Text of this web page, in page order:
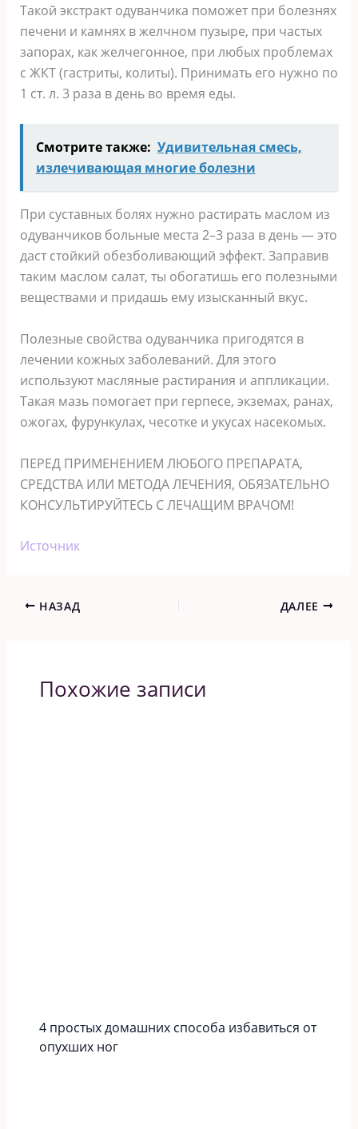
Такой экстракт одуванчика поможет при болезнях
печени и камнях в желчном пузыре, при частых
запорах, как желчегонное, при любых проблемах
с ЖКТ (гастриты, колиты). Принимать его нужно по
1 ст. л. 3 раза в день во время еды.
Смотрите также: Удивительная смесь,
излечивающая многие болезни
При суставных болях нужно растирать маслом из
одуванчиков больные места 2–3 раза в день — это
даст стойкий обезболивающий эффект. Заправив
таким маслом салат, ты обогатишь его полезными
веществами и придашь ему изысканный вкус.
Полезные свойства одуванчика пригодятся в
лечении кожных заболеваний. Для этого
используют масляные растирания и аппликации.
Такая мазь помогает при герпесе, экземах, ранах,
ожогах, фурункулах, чесотке и укусах насекомых.
ПЕРЕД ПРИМЕНЕНИЕМ ЛЮБОГО ПРЕПАРАТА,
СРЕДСТВА ИЛИ МЕТОДА ЛЕЧЕНИЯ, ОБЯЗАТЕЛЬНО
КОНСУЛЬТИРУЙТЕСЬ С ЛЕЧАЩИМ ВРАЧОМ!
Источник
НАЗАД ДАЛЕЕ
Похожие записи
4 простых домашних способа избавиться от
опухших ног